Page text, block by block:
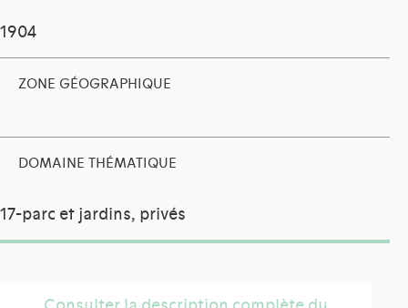
1904
ZONE GÉOGRAPHIQUE
DOMAINE THÉMATIQUE
17-parc et jardins, privés